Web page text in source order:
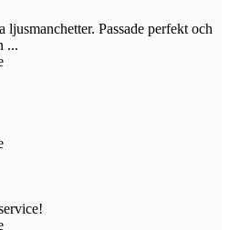
Passade perfekt och
...